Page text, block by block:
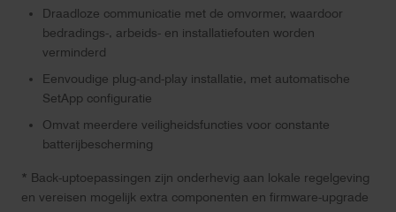
Draadloze communicatie met de omvormer, waardoor
bedradings-, arbeids- en installatiefouten worden
verminderd
Eenvoudige plug-and-play installatie, met automatische
SetApp configuratie
Omvat meerdere veiligheidsfuncties voor constante
batterijbescherming
* Back-uptoepassingen zijn onderhevig aan lokale regelgeving
en vereisen mogelijk extra componenten en firmware-upgrade